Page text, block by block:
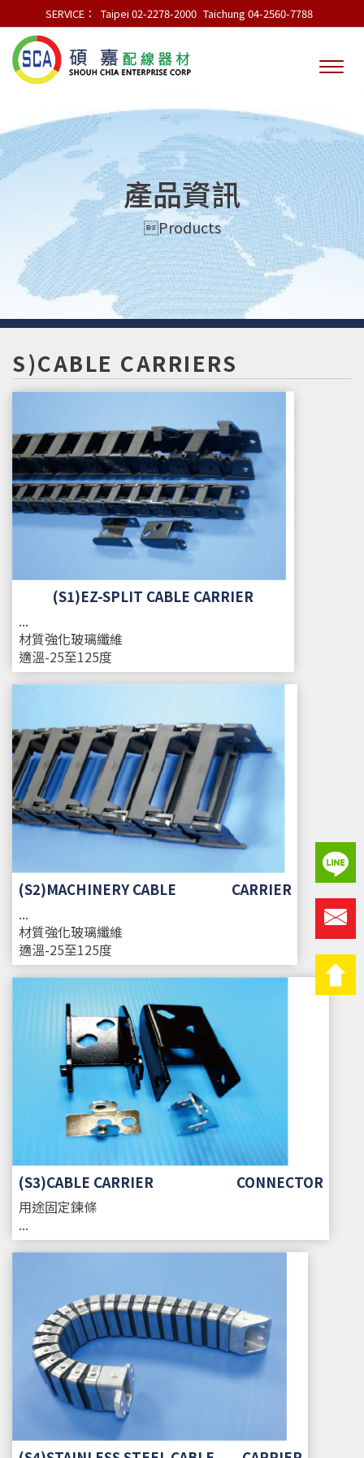
SERVICE： Taipei 02-2278-2000 Taichung 04-2560-7788
產品資訊
Products
S)CABLE CARRIERS
(S1)EZ-SPLIT CABLE CARRIER
...
材質強化玻璃纖維
適溫-25至125度
(S2)MACHINERY CABLE CARRIER
...
材質強化玻璃纖維
適溫-25至125度
(S3)CABLE CARRIER CONNECTOR
用途固定鍊條
...